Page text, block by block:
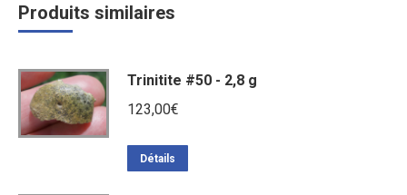
Produits similaires
Trinitite #50 - 2,8 g
123,00€
Détails